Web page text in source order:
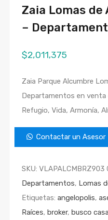
Zaia Lomas de
–
$2,011,375
Zaia Parque Alcumbre
Departamentos en venta
Refugio, Vida, Armonía,
Contactar un Asesor
SKU: VLAPALCMBRZ903
Departamentos, Lomas
Etiquetas: angelopolis,
Raíces, broker, busco casa